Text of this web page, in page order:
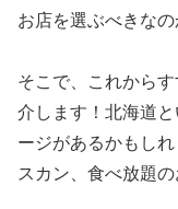
お店を選ぶべきな
そこで、これから
介します！北海道
ージがあるかもし
スカン、食べ放題